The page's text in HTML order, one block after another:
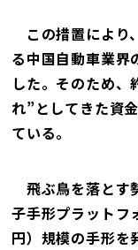
この措置により
る中国自動車業界
した。そのため
れ”としてきた資
ている。
飛ぶ鳥を落とす
子手形プラットフ
円）規模の手形を